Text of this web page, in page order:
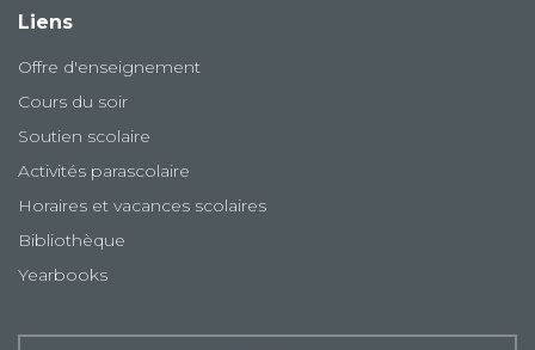
Liens
Offre d'enseignement
Cours du soir
Soutien scolaire
Activités parascolaire
Horaires et vacances scolaires
Bibliothèque
Yearbooks